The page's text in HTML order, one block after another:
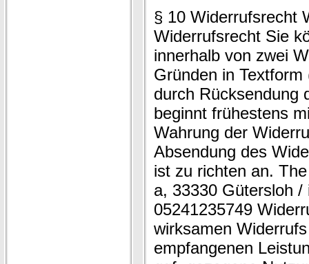
§ 10 Widerrufsrecht
Widerrufsrecht Sie
innerhalb von zwei
Gründen in
durch Rücksendung
beginnt frühestens
Wahrung der
Absendung des
ist zu richten an.
a, 33330 Gütersloh
05241235749
wirksamen
empfangenen